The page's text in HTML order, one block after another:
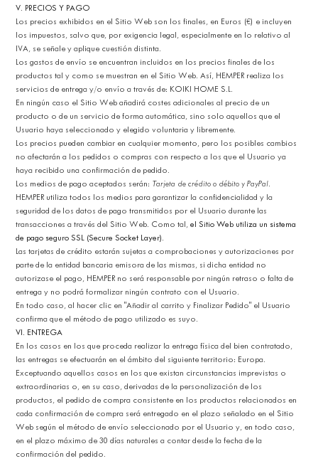
V. PRECIOS Y PAGO
Los precios exhibidos en el Sitio Web son los finales, en Euros (€) e incluyen
los impuestos, salvo que, por exigencia legal, especialmente en lo relativo al
IVA, se señale y aplique cuestión distinta.
Los gastos de envío se encuentran incluidos en los precios finales de los
productos tal y como se muestran en el Sitio Web. Así, HEMPER realiza los
servicios de entrega y/o envío a través de: KOIKI HOME S.L.
En ningún caso el Sitio Web añadirá costes adicionales al precio de un
producto o de un servicio de forma automática, sino solo aquellos que el
Usuario haya seleccionado y elegido voluntaria y libremente.
Los precios pueden cambiar en cualquier momento, pero los posibles cambios
no afectarán a los pedidos o compras con respecto a los que el Usuario ya
haya recibido una confirmación de pedido.
Los medios de pago aceptados serán: Tarjeta de crédito o débito y PayPal
HEMPER utiliza todos los medios para garantizar la confidencialidad y la
seguridad de los datos de pago transmitidos por el Usuario durante las
transacciones a través del Sitio Web. Como tal, el Sitio Web utiliza un sistema
de pago seguro SSL (Secure Socket Layer)
Las tarjetas de crédito estarán sujetas a comprobaciones y autorizaciones por
parte de la entidad bancaria emisora de las mismas, si dicha entidad no
autorizase el pago, HEMPER no será responsable por ningún retraso o falta de
entrega y no podrá formalizar ningún contrato con el Usuario.
En todo caso, al hacer clic en "Añadir al carrito y Finalizar Pedido" el Usuario
confirma que el método de pago utilizado es suyo.
VI. ENTREGA
En los casos en los que proceda realizar la entrega física del bien contratado,
las entregas se efectuarán en el ámbito del siguiente territorio: Europa.
Exceptuando aquellos casos en los que existan circunstancias imprevistas o
extraordinarias o, en su caso, derivadas de la personalización de los
productos, el pedido de compra consistente en los productos relacionados en
cada confirmación de compra será entregado en el plazo señalado en el Sitio
Web según el método de envío seleccionado por el Usuario y, en todo caso,
en el plazo máximo de 30 días naturales a contar desde la fecha de la
confirmación del pedido.